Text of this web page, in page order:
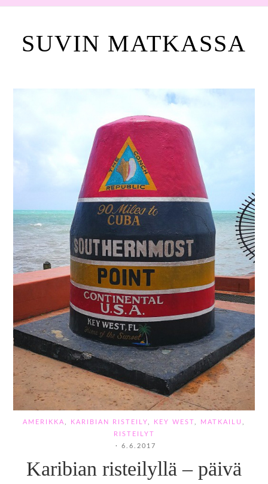
SUVIN MATKASSA
AMERIKKA KARIBIAN RISTEILY KEY WEST MATKAILU
RISTEILYT
· 6.6.2017
Karibian risteilyllä – päivä